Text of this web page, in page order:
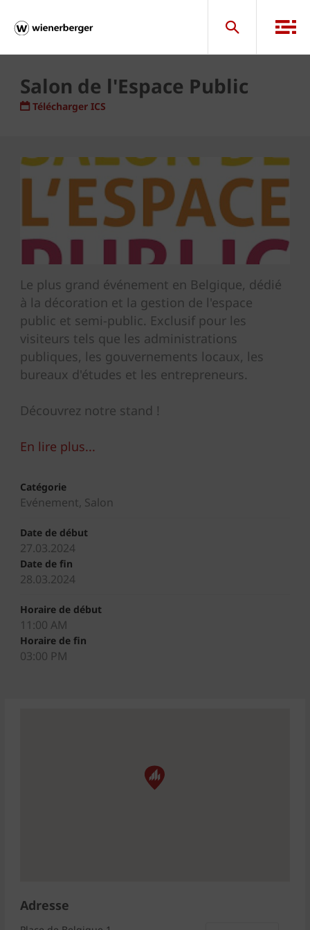
Salon de l'Espace Public
Télécharger ICS
Le plus grand événement en Belgique, dédié
à la décoration et la gestion de l'espace
public et semi-public. Exclusif pour les
visiteurs tels que les administrations
publiques, les gouvernements locaux, les
bureaux d'études et les entrepreneurs.
Découvrez notre stand !
En lire plus...
Catégorie
Evénement, Salon
Date de début
27.03.2024
Date de fin
28.03.2024
Horaire de début
11:00 AM
Horaire de fin
03:00 PM
Adresse